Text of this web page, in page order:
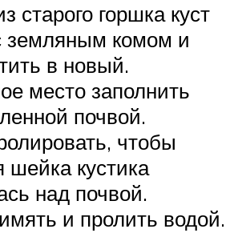
старого горшка куст
земляным комом и
в новый.
место заполнить
почвой.
чтобы
шейка кустика
над почвой.
и пролить водой.